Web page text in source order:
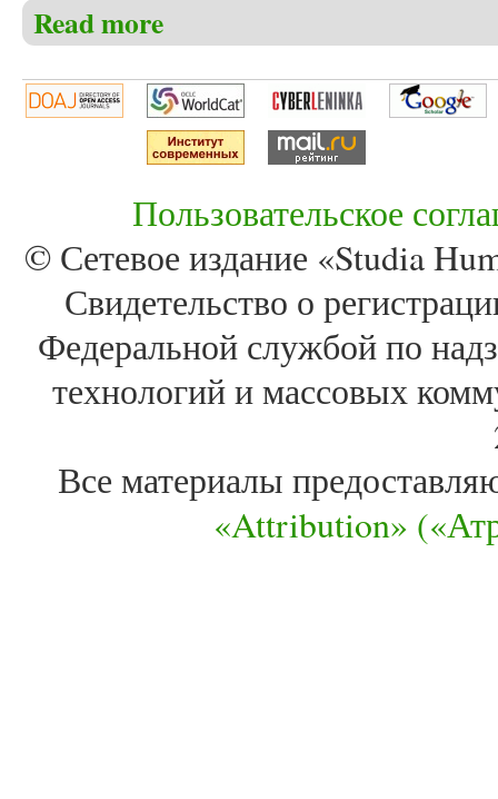
Read more
Пользовательское
© Сетевое издание «Studia
Свидетельство о
Федеральной службой по
технологий и массовых
Все материалы
«Attribution»